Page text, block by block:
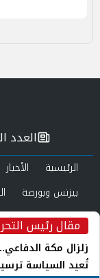
مقال رئيس
زلزال مكة
تُعيد السياسة
العدد
الرئيسية الأخبار
بيزنس وبورصة
صحة وجمال
العدد الورقي
من نحن